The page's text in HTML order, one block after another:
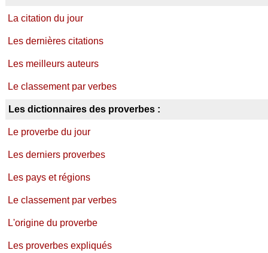
La citation du jour
Les dernières citations
Les meilleurs auteurs
Le classement par verbes
Les dictionnaires des proverbes :
Le proverbe du jour
Les derniers proverbes
Les pays et régions
Le classement par verbes
L'origine du proverbe
Les proverbes expliqués